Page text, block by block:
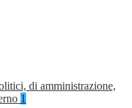
di amministrazione,
1